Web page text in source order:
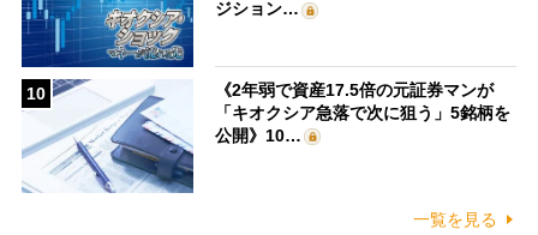
ジション…
10
《2年弱で資産17.5倍の元証券マンが
「キオクシア急落で次に狙う」5銘柄を
公開》10…
一覧を見る